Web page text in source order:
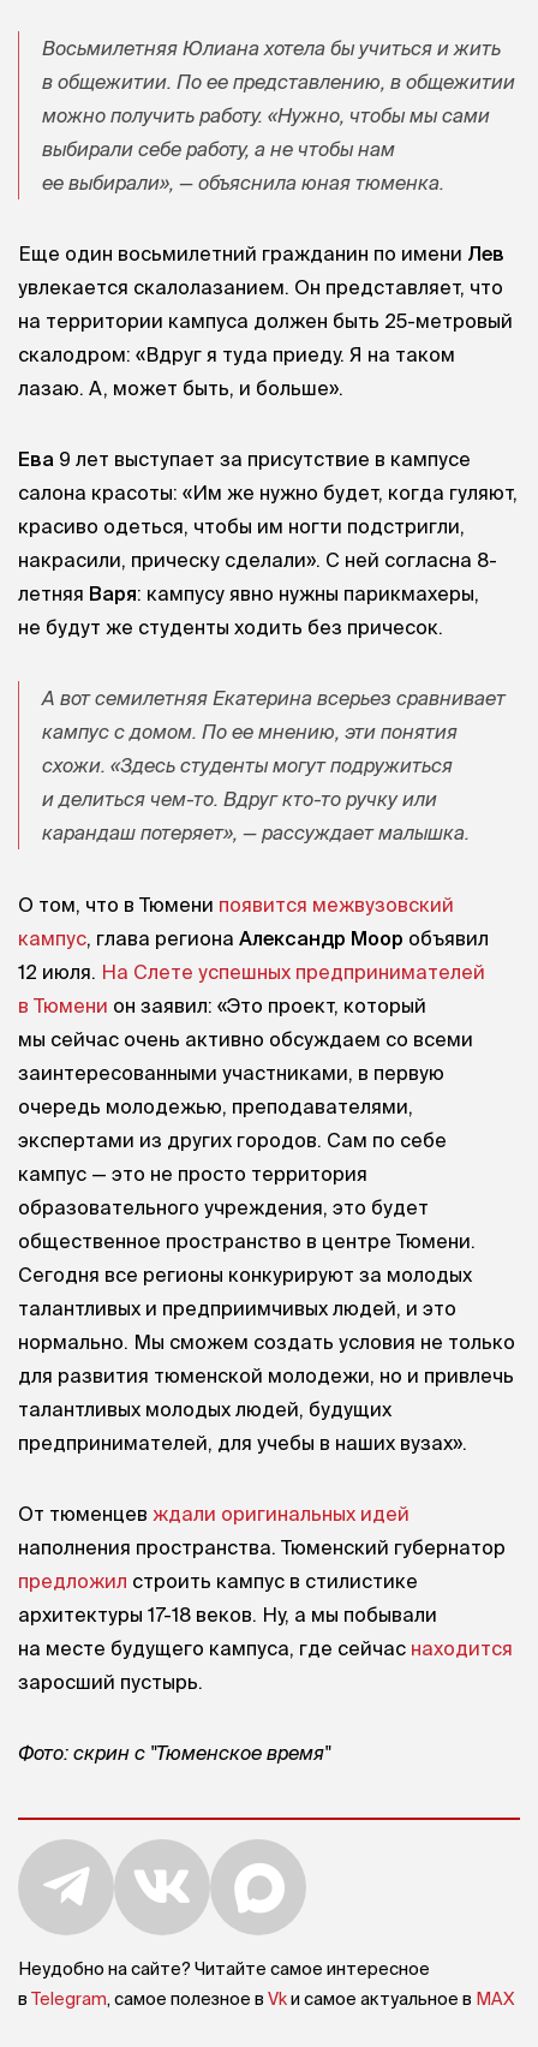
Восьмилетняя Юлиана хотела бы учиться и жить
в общежитии. По ее представлению, в общежитии
можно получить работу. «Нужно, чтобы мы сами
выбирали себе работу, а не чтобы нам
ее выбирали», — объяснила юная тюменка.
Еще один восьмилетний гражданин по имени Лев
увлекается скалолазанием. Он представляет, что
на территории кампуса должен быть 25-метровый
скалодром: «Вдруг я туда приеду. Я на таком
лазаю. А, может быть, и больше».
Ева 9 лет выступает за присутствие в кампусе
салона красоты: «Им же нужно будет, когда гуляют,
красиво одеться, чтобы им ногти подстригли,
накрасили, прическу сделали». С ней согласна 8-
летняя Варя: кампусу явно нужны парикмахеры,
не будут же студенты ходить без причесок.
А вот семилетняя Екатерина всерьез сравнивает
кампус с домом. По ее мнению, эти понятия
схожи. «Здесь студенты могут подружиться
и делиться чем-то. Вдруг кто-то ручку или
карандаш потеряет», — рассуждает малышка.
О том, что в Тюмени появится межвузовский
кампус, глава региона Александр Моор объявил
12 июля. На Слете успешных предпринимателей
в Тюмени он заявил: «Это проект, который
мы сейчас очень активно обсуждаем со всеми
заинтересованными участниками, в первую
очередь молодежью, преподавателями,
экспертами из других городов. Сам по себе
кампус — это не просто территория
образовательного учреждения, это будет
общественное пространство в центре Тюмени.
Сегодня все регионы конкурируют за молодых
талантливых и предприимчивых людей, и это
нормально. Мы сможем создать условия не только
для развития тюменской молодежи, но и привлечь
талантливых молодых людей, будущих
предпринимателей, для учебы в наших вузах».
От тюменцев ждали оригинальных идей
наполнения пространства. Тюменский губернатор
предложил строить кампус в стилистике
архитектуры 17-18 веков. Ну, а мы побывали
на месте будущего кампуса, где сейчас находится
заросший пустырь.
Фото: скрин с "Тюменское время"
Неудобно на сайте? Читайте самое интересное
в Telegram, самое полезное в Vkи самое актуальное в MAX